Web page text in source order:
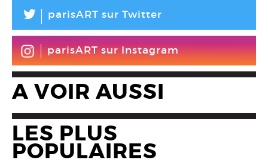
L parisART sur Twitter
parisART sur Instagram
A VOIR AUSSI
LES PLUS
POPULAIRES